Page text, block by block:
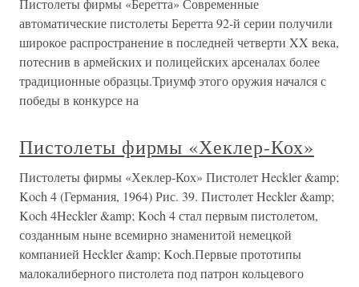
Пистолеты фирмы «Беретта» Современные
автоматические пистолеты Беретта 92-й серии получили
широкое распространение в последней четверти XX века,
потеснив в армейских и полицейских арсеналах более
традиционные образцы.Триумф этого оружия начался с
победы в конкурсе на
Пистолеты фирмы «Хеклер-Кох»
Пистолеты фирмы «Хеклер-Кох» Пистолет Heckler &amp;
Koch 4 (Германия, 1964) Рис. 39. Пистолет Heckler &amp;
Koch 4Heckler &amp; Koch 4 стал первым пистолетом,
созданным ныне всемирно знаменитой немецкой
компанией Heckler &amp; Koch.Первые прототипы
малокалиберного пистолета под патрон кольцевого